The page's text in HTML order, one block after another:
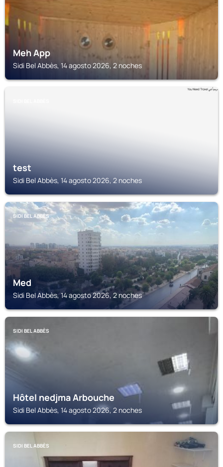
Meh App
Sidi Bel Abbès, 14 agosto 2026, 2 noches
test
Sidi Bel Abbès, 14 agosto 2026, 2 noches
SIDI BEL ABBÈS
Med
Sidi Bel Abbès, 14 agosto 2026, 2 noches
SIDI BEL ABBÈS
Hôtel nedjma Arbouche
Sidi Bel Abbès, 14 agosto 2026, 2 noches
SIDI BEL ABBÈS